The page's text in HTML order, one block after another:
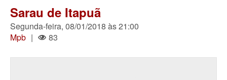
Sarau de Itapuã
Segunda-feira, 08/01/2018 às 21:00
Mpb | 83